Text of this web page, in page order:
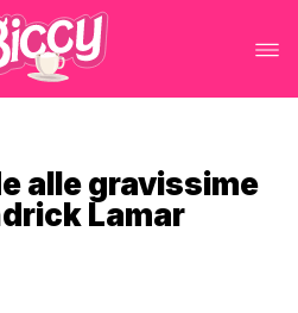
alle gravissime
Lamar